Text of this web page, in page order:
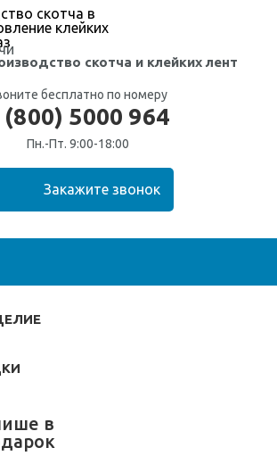
скотча и клейких лент
бесплатно по номеру
(800) 5000 964
Пн.-Пт. 9:00-18:00
в